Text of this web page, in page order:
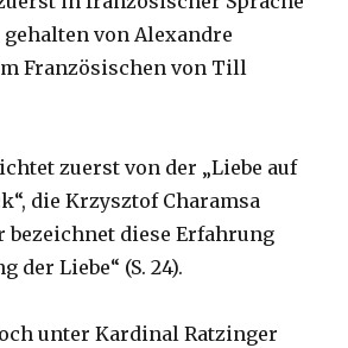
von Alexandre
Französischen von Till
zuerst von der „Liebe auf
die Krzysztof Charamsa
bezeichnet diese Erfahrung
der Liebe“ (S. 24).
unter Kardinal Ratzinger